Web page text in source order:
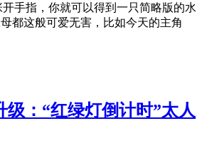
手指，你就可以得到一只简略版的水
都这般可爱无害，比如今天的主角
级：“红绿灯倒计时”太人